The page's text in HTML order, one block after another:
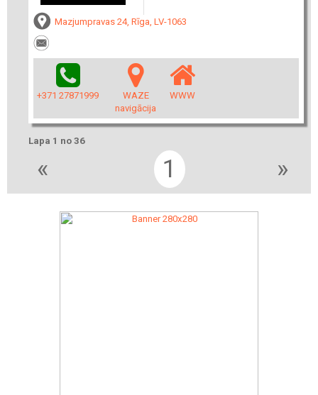
Mazjumpravas 24, Rīga, LV-1063
+371 27871999
WAZE
navigācija
WWW
Lapa 1 no 36
« 1 »